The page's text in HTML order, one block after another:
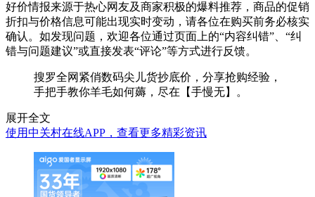
好价情报来源于热心网友及商家积极的爆料推荐，商品的促销
折扣与价格信息可能出现实时变动，请各位在购买前务必核实
确认。如发现问题，欢迎各位通过页面上的“内容纠错”、“纠
错与问题建议”或直接发表“评论”等方式进行反馈。
搜罗全网紧俏数码尖儿货抄底价，分享抢购经验，
手把手教你羊毛如何薅，尽在【手慢无】。
展开全文
使用中关村在线APP，查看更多精彩资讯